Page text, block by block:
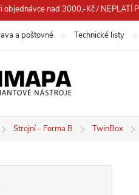
nad 3000,-Kč / NEPLATÍ
a poštovné Technické listy
Strojní - Forma B TwinBox